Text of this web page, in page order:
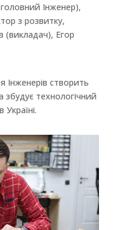
Інженер),
з розвитку,
(викладач), Егор
створить
технологічний